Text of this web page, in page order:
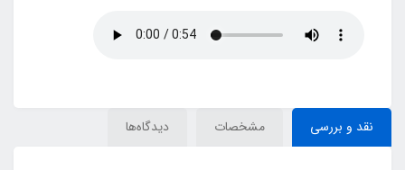
نقد و بررسی مشخصات دیدگاه‌ها